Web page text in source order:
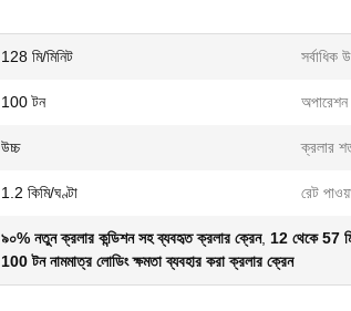
128 মি/মিনিট সর্বাধিক
100 টন
উচ্চ ক্রলার
1.2 কিমি/ঘণ্টা রেট
৯০% নতুন ক্রলার কন্ডিশন সহ ব্যবহৃত ক্রলার ক্রেন, 12 থেকে 57
100 টন নামমাত্র লোডিং ক্ষমতা ব্যবহার করা ক্রলার ক্রেন